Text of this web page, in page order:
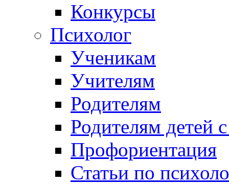
Конкурсы
Психолог
Ученикам
Учителям
Родителям
Родителям детей
Профориентация
Статьи по